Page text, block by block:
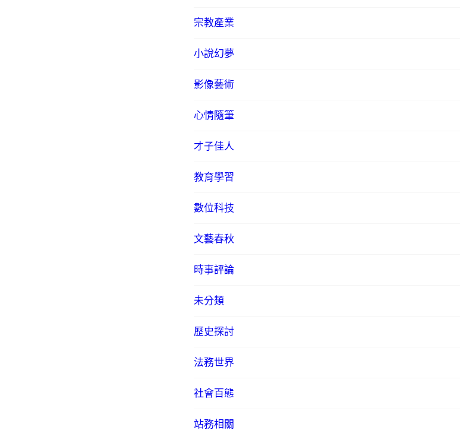
宗教產業
小說幻夢
影像藝術
心情隨筆
才子佳人
教育學習
數位科技
文藝春秋
時事評論
未分類
歷史探討
法務世界
社會百態
站務相關